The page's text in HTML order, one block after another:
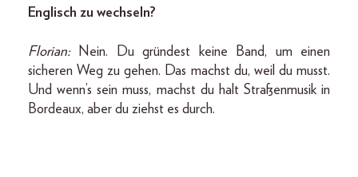
Englisch zu wechseln?
Florian:
Nein. Du gründest keine Band, um einen
sicheren Weg zu gehen. Das machst du, weil du musst.
Und wenn’s sein muss, machst du halt Straßenmusik in
Bordeaux, aber du ziehst es durch.